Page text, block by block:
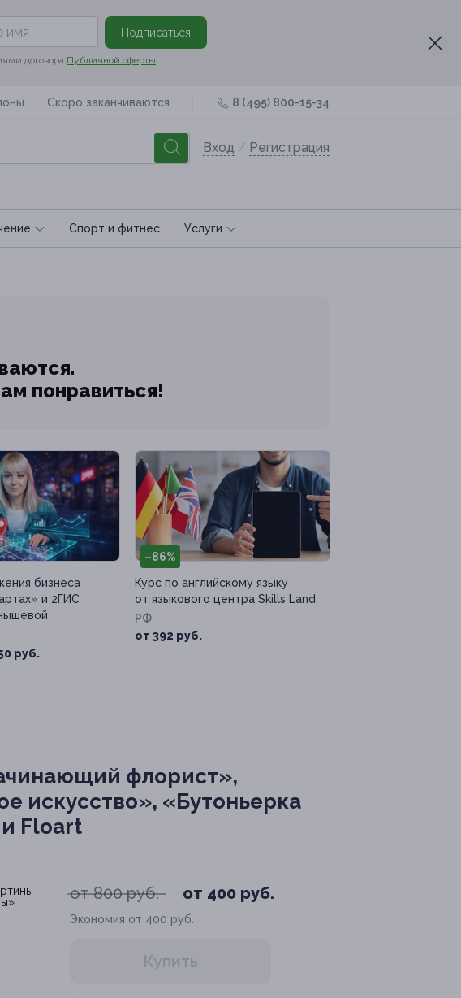
Подписаться
договора Публичной оферты
Скоро заканчиваются 8 (495) 800-15-34
Вход / Регистрация
Спoрт и фитнес Услуги
понравиться!
бизнеса
и 2ГИС
руб.
–86%
Курс по английскому языку
от языкового центра Skills Land
РФ
от 392 руб.
флорист»,
искусство», «Бутоньерка
Floart
от 800 руб. от 400 руб.
Экономия от 400 руб.
Купить